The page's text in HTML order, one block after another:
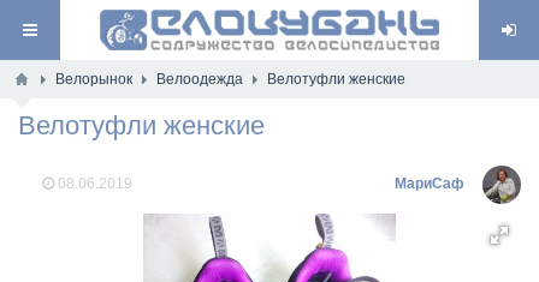
Велорынок Велоодежда Велотуфли женские
Велотуфли женские
08.06.2019 МариСаф